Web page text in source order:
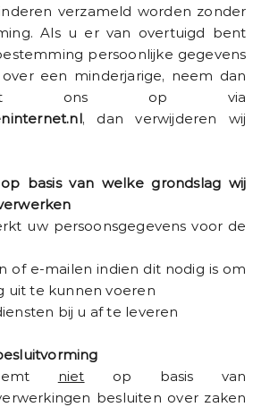
verzameld worden zonder
Als u er van overtuigd bent
persoonlijke gegevens
een minderjarige, neem dan
ons op via
, dan verwijderen wij
basis van welke grondslag wij
uw persoonsgegevens voor de
of e-mailen indien dit nodig is om
uit te kunnen voeren
bij u af te leveren
niet op basis van
besluiten over zaken